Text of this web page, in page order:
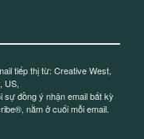
tiếp thị từ: Creative West,
US,
sự đồng ý nhận email bất kỳ
nằm ở cuối mỗi email.